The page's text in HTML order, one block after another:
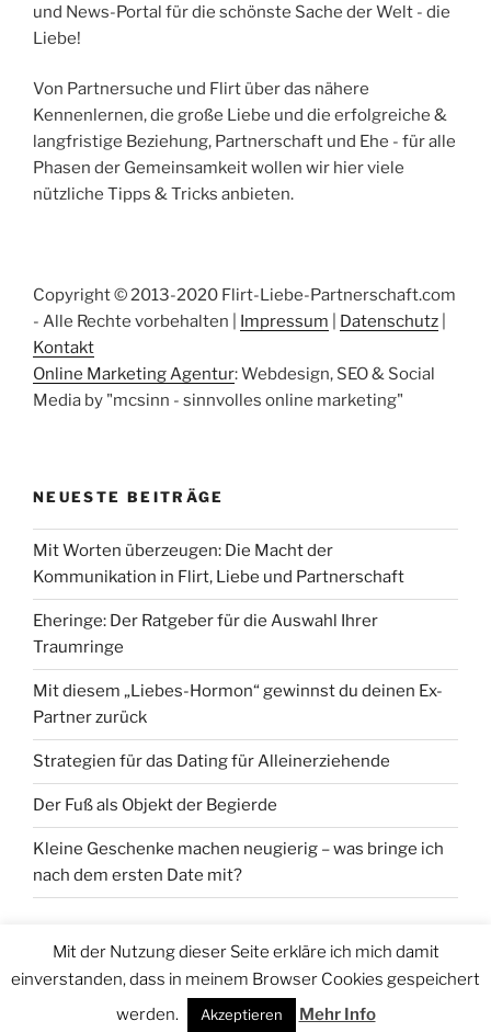
und News-Portal für die schönste Sache der Welt - die
Liebe!
Von Partnersuche und Flirt über das nähere
Kennenlernen, die große Liebe und die erfolgreiche &
langfristige Beziehung, Partnerschaft und Ehe - für alle
Phasen der Gemeinsamkeit wollen wir hier viele
nützliche Tipps & Tricks anbieten.
Copyright © 2013-2020 Flirt-Liebe-Partnerschaft.com
- Alle Rechte vorbehalten | Impressum Datenschutz
Kontakt
Online Marketing Agentur: Webdesign, SEO & Social
Media by "mcsinn - sinnvolles online marketing"
NEUESTE BEITRÄGE
Mit Worten überzeugen: Die Macht der
Kommunikation in Flirt, Liebe und Partnerschaft
Eheringe: Der Ratgeber für die Auswahl Ihrer
Traumringe
Mit diesem „Liebes-Hormon“ gewinnst du deinen Ex-
Partner zurück
Strategien für das Dating für Alleinerziehende
Der Fuß als Objekt der Begierde
Kleine Geschenke machen neugierig – was bringe ich
nach dem ersten Date mit?
Stolz präsentiert von WordPress
Mit der Nutzung dieser Seite erkläre ich mich damit
einverstanden, dass in meinem Browser Cookies gespeichert
werden.
Akzeptieren Mehr Info